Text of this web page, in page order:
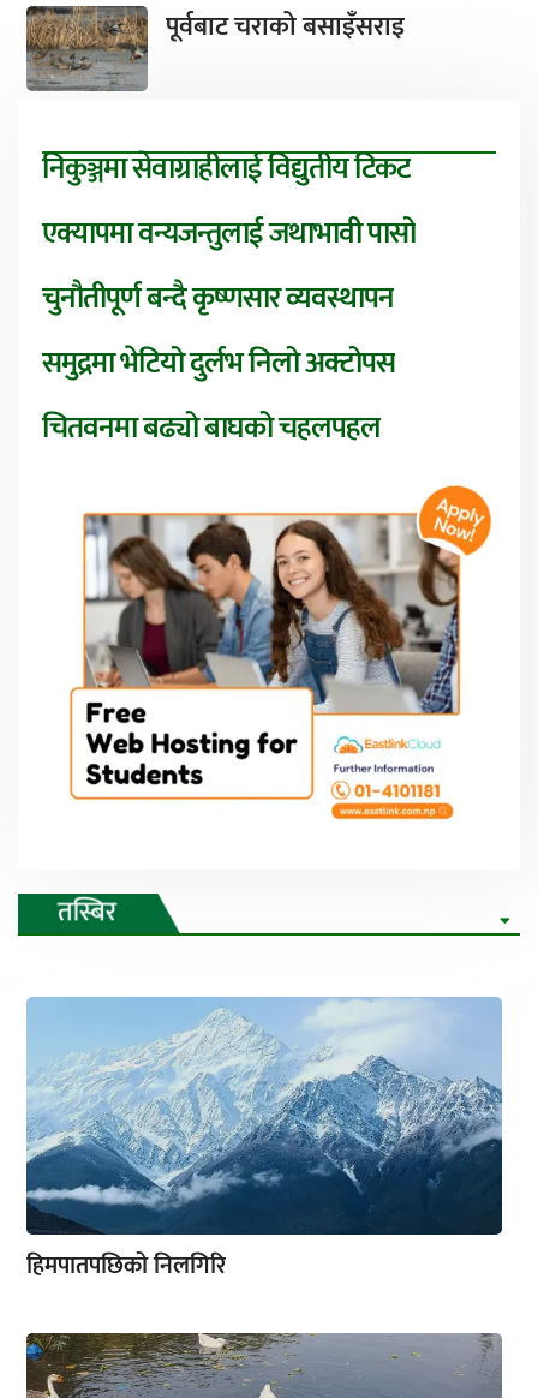
पूर्वबाट चराको बसाइँसराइ
निकुञ्जमा सेवाग्राहीलाई विद्युतीय टिकट
एक्यापमा वन्यजन्तुलाई जथाभावी पासो
चुनौतीपूर्ण बन्दै कृष्णसार व्यवस्थापन
समुद्रमा भेटियो दुर्लभ निलो अक्टोपस
चितवनमा बढ्यो बाघको चहलपहल
हिमपातपछिको निलगिरि